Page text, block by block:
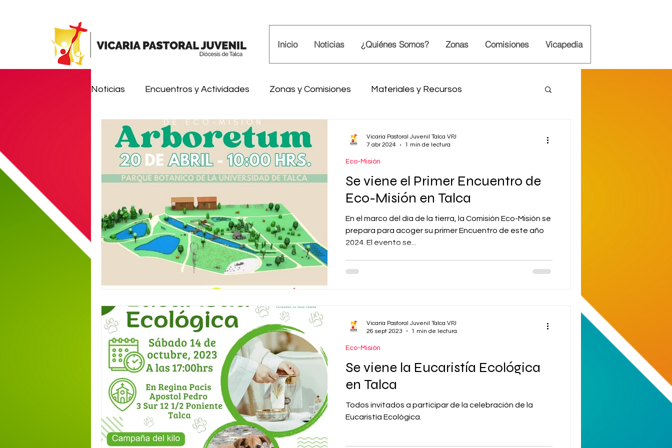
Inicio Noticias ¿Quiénes Somos? Zonas Comisiones Vicapedia
Noticias Encuentros y Actividades Zonas y Comisiones Materiales y Recursos
Comunidades de Vida Juvenil Eco-Misión
Misión ¡Alégrate! Pentecostés
Se viene el Primer Encuentro de
Eco-Misión en Talca
En el marco del día de la tierra, la Comisión Eco-Misión se
prepara para acoger su primer Encuentro de este año
2024. El evento se...
Eco-Misión
Vicaria Pastoral Juvenil Talca VPJ
7 abr 2024
1 min de lectura
Se viene la Eucaristía Ecológica
en Talca
Todos invitados a participar de la celebración de la
Eucaristía Ecológica.
Eco-Misión
Vicaria Pastoral Juvenil Talca VPJ
26 sept 2023
1 min de lectura